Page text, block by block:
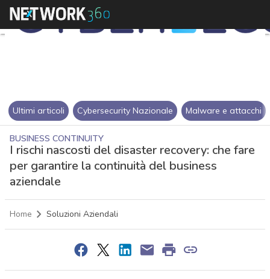
Ultimi articoli Cybersecurity Nazionale Malware e attacchi
BUSINESS CONTINUITY
I rischi nascosti del disaster recovery: che fare
per garantire la continuità del business
aziendale
Home Soluzioni Aziendali